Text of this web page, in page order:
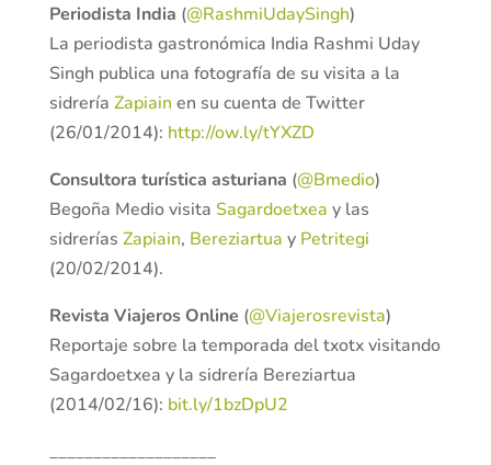
Periodista India (@RashmiUdaySingh)
La periodista gastronómica India Rashmi Uday
Singh publica una fotografía de su visita a la
sidrería Zapiain en su cuenta de Twitter
(26/01/2014): http://ow.ly/tYXZD
Consultora turística asturiana (@Bmedio)
Begoña Medio visita Sagardoetxea y las
sidrerías Zapiain, Bereziartua y Petritegi
(20/02/2014).
Revista Viajeros Online (@Viajerosrevista)
Reportaje sobre la temporada del txotx visitando
Sagardoetxea y la sidrería Bereziartua
(2014/02/16): bit.ly/1bzDpU2
___________________